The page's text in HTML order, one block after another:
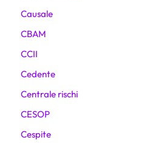
Causale
CBAM
CCII
Cedente
Centrale rischi
CESOP
Cespite